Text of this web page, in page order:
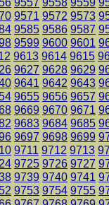
9571 9572 9573
9585 9586 9587
9599 9600 9601
9613 9614 9615
9627 9628 9629
9641 9642 9643
9655 9656 9657
9669 9670 9671
9683 9684 9685
9697 9698 9699
9711 9712 9713
9725 9726 9727
9739 9740 9741
9753 9754 9755